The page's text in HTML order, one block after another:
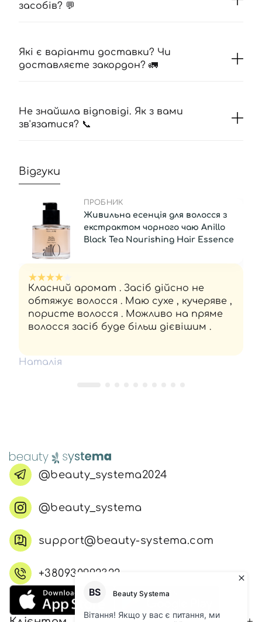
засобів? 💬
Які є варіанти доставки? Чи
доставляєте закордон? 🚛
Не знайшла відповіді. Як з вами
зв'язатися? 📞
Відгуки
ПРОБНИК
Живильна есенція для волосся з
екстрактом чорного чаю Anillo
Black Tea Nourishing Hair Essence
Класний аромат . Засіб дійсно не
обтяжує волосся . Маю сухе , кучеряве ,
пористе волосся . Можливо на пряме
волосся засіб буде більш дієвішим .
Наталія
@beauty_systema2024
@beauty_systema
support@beauty-systema.com
+380930992322